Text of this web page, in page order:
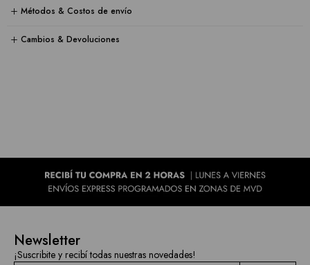
Métodos & Costos de envío
Cambios & Devoluciones
Newsletter
¡Suscribite y recibí todas nuestras novedades!